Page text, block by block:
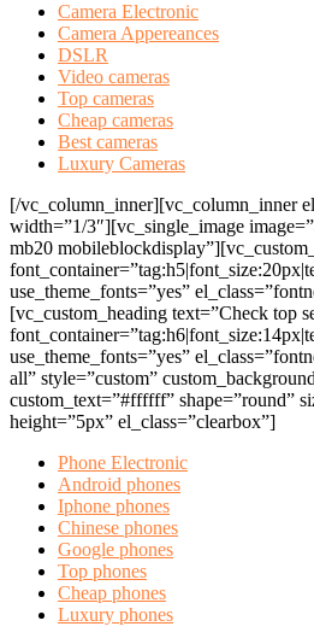
Camera Electronic
Camera Appereances
DSLR
Video cameras
Top cameras
Cheap cameras
Best cameras
Luxury Cameras
[/vc_column_inner][vc_column_inner
width=”1/3″][vc_single_image
mb20
use_theme_fonts=”yes”
[vc_custom_heading text=”Check top
use_theme_fonts=”yes”
all” style=”custom”
custom_text=”#ffffff” shape=”round”
height=”5px” el_class=”clearbox”]
Phone Electronic
Android phones
Iphone phones
Chinese phones
Google phones
Top phones
Cheap phones
Luxury phones